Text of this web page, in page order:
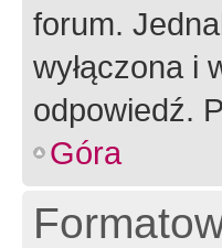
forum.
wyłączona i
odpowiedź.
Góra